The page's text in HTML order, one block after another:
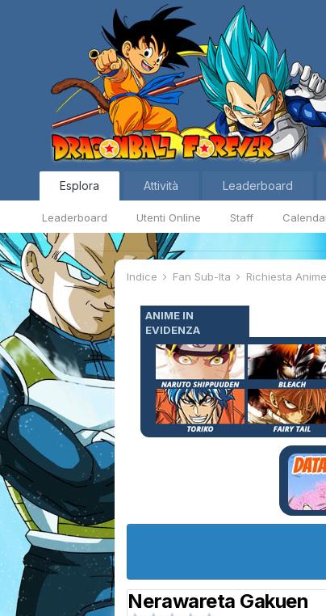
Esplora
Leaderboard Utenti Online Staff
Attività Leaderboard
Indice Fan Sub-Ita Richiesta
ANIME IN
EVIDENZA
Nerawareta Gakuen